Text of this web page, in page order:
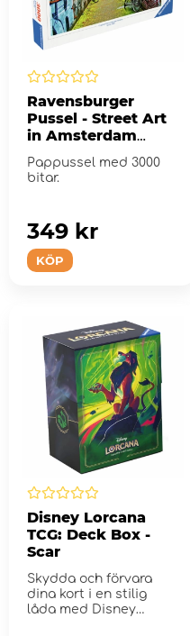
Ravensburger
Pussel - Street Art
in Amsterdam
3000 Bitar
Pappussel med 3000
bitar.
KÖP
349 kr
Disney Lorcana
TCG: Deck Box -
Scar
Skydda och förvara
dina kort i en stilig
låda med Disney